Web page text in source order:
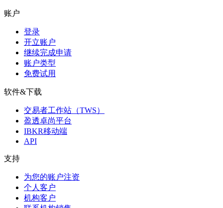
账户
登录
开立账户
继续完成申请
账户类型
免费试用
软件&下载
交易者工作站（TWS）
盈透卓尚平台
IBKR移动端
API
支持
为您的账户注资
个人客户
机构客户